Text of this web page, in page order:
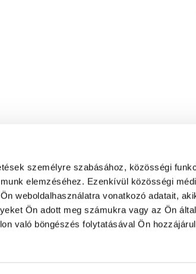
személyre szabásához, közösségi
elemzéséhez. Ezenkívül közösségi
weboldalhasználatra vonatkozó adatait,
Ön adott meg számukra vagy az Ön
való böngészés folytatásával Ön
NYILATKOZAT FELHASZNÁLÁS